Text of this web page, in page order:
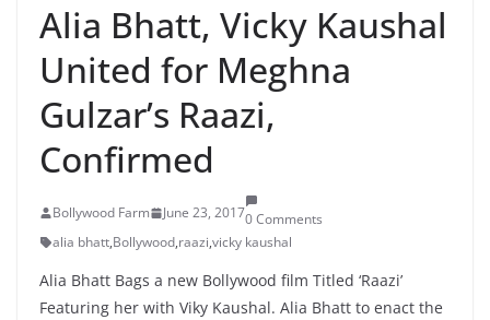
Alia Bhatt, Vicky Kaushal
United for Meghna
Gulzar’s Raazi,
Confirmed
Bollywood Farm June 23, 20170 Comments
alia bhatt,Bollywood,raazi,vicky kaushal
Alia Bhatt Bags a new Bollywood film Titled ‘Raazi’
Featuring her with Viky Kaushal. Alia Bhatt to enact the